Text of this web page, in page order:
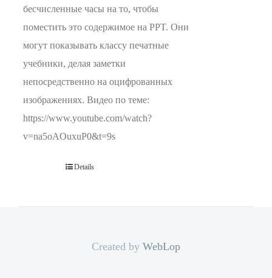
бесчисленные часы на то, чтобы
поместить это содержимое на PPT. Они
могут показывать классу печатные
учебники, делая заметки
непосредственно на оцифрованных
изображениях. Видео по теме:
https://www.youtube.com/watch?
v=na5oAOuxuP0&t=9s
Details
Created by WebLop